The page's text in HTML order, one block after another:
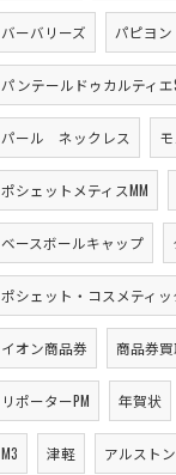
バーバリーズ パピヨン
パンテールドゥカルティエ
パール ネックレス
ポシェットメティスMM
ベースボールキャップ
ポシェット・コスメティッ
イオン商品券 商品券買
リポーターPM 年賀状
M3 津軽 アルストン